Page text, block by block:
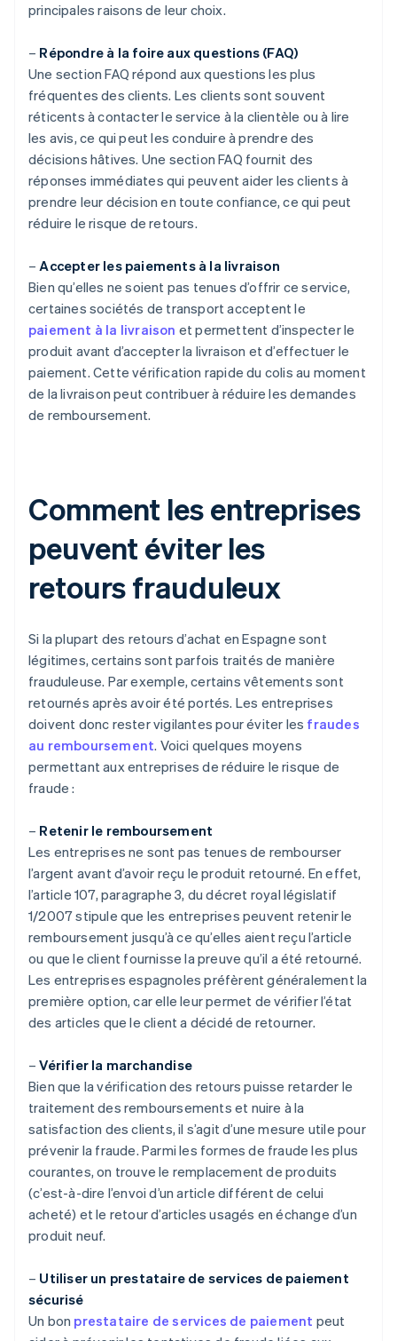
principales raisons de leur choix.
– Répondre à la foire aux questions (FAQ)
Une section FAQ répond aux questions les plus
fréquentes des clients. Les clients sont souvent
réticents à contacter le service à la clientèle ou à lire
les avis, ce qui peut les conduire à prendre des
décisions hâtives. Une section FAQ fournit des
réponses immédiates qui peuvent aider les clients à
prendre leur décision en toute confiance, ce qui peut
réduire le risque de retours.
–Accepter les paiements à la livraison
Bien qu’elles ne soient pas tenues d’offrir ce service,
certaines sociétés de transport acceptent le
paiement à la livraison et permettent d’inspecter le
produit avant d’accepter la livraison et d’effectuer le
paiement. Cette vérification rapide du colis au moment
de la livraison peut contribuer à réduire les demandes
de remboursement.
Comment les entreprises
peuvent éviter les
retours frauduleux
Si la plupart des retours d’achat en Espagne sont
légitimes, certains sont parfois traités de manière
frauduleuse. Par exemple, certains vêtements sont
retournés après avoir été portés. Les entreprises
doivent donc rester vigilantes pour éviter les fraudes
au remboursement. Voici quelques moyens
permettant aux entreprises de réduire le risque de
fraude :
– Retenir le remboursement
Les entreprises ne sont pas tenues de rembourser
l’argent avant d’avoir reçu le produit retourné. En effet,
l’article 107, paragraphe 3, du décret royal législatif
1/2007 stipule que les entreprises peuvent retenir le
remboursement jusqu’à ce qu’elles aient reçu l’article
ou que le client fournisse la preuve qu’il a été retourné.
Les entreprises espagnoles préfèrent généralement la
première option, car elle leur permet de vérifier l’état
des articles que le client a décidé de retourner.
–Vérifier la marchandise
Bien que la vérification des retours puisse retarder le
traitement des remboursements et nuire à la
satisfaction des clients, il s’agit d’une mesure utile pour
prévenir la fraude. Parmi les formes de fraude les plus
courantes, on trouve le remplacement de produits
(c’est-à-dire l’envoi d’un article différent de celui
acheté) et le retour d’articles usagés en échange d’un
produit neuf.
– Utiliser un prestataire de services de paiement
sécurisé
Un bon prestataire de services de paiement peut